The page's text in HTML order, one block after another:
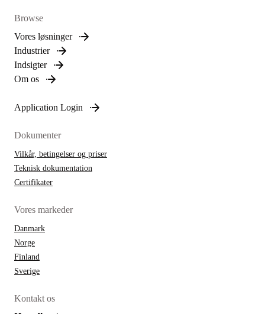
Browse
Vores løsninger
Industrier
Indsigter
Om os
Application Login
Dokumenter
Vilkår, betingelser og priser
Teknisk dokumentation
Certifikater
Vores markeder
Danmark
Norge
Finland
Sverige
Kontakt os